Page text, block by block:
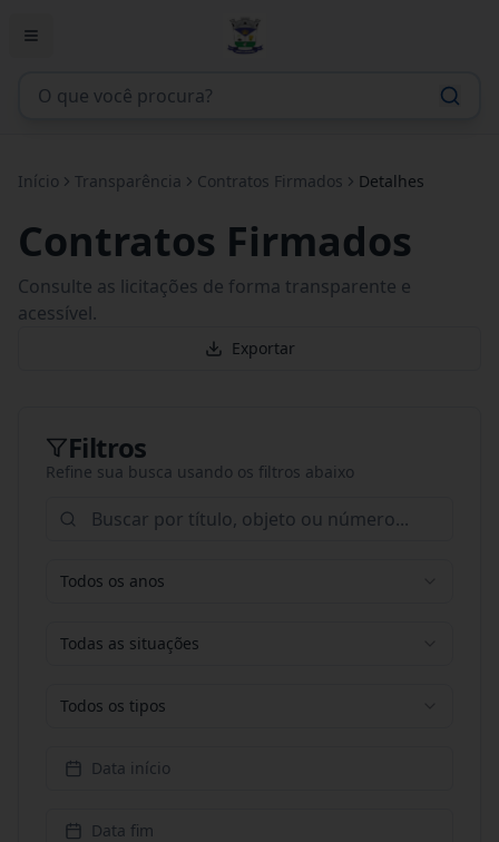
Início Transparência Contratos Firmados Detalhes
Contratos Firmados
Consulte as licitações de forma transparente e
acessível.
Exportar
Filtros
Refine sua busca usando os filtros abaixo
Todos os anos
Todas as situações
Todos os tipos
Data início
Data fim